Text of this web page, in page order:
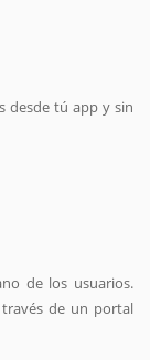
desde tú app y sin
de los usuarios.
de un portal